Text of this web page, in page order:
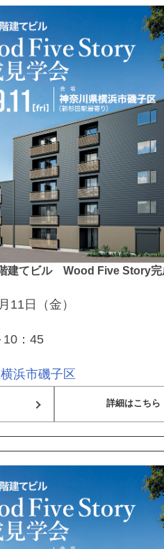
階建てビル Wood Five Story完
11日（金）
10：45
浜市磯子区
詳細はこちら